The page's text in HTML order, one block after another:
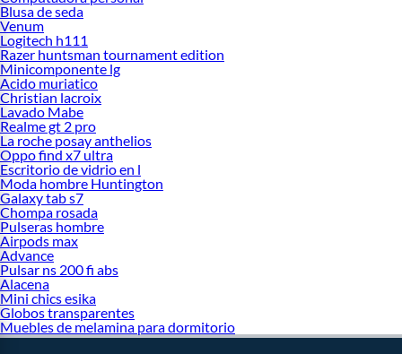
Blusa de seda
Venum
Logitech h111
Razer huntsman tournament edition
Minicomponente lg
Acido muriatico
Christian lacroix
Lavado Mabe
Realme gt 2 pro
La roche posay anthelios
Oppo find x7 ultra
Escritorio de vidrio en l
Moda hombre Huntington
Galaxy tab s7
Chompa rosada
Pulseras hombre
Airpods max
Advance
Pulsar ns 200 fi abs
Alacena
Mini chics esika
Globos transparentes
Muebles de melamina para dormitorio